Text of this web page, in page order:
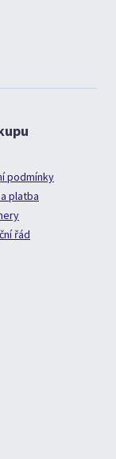
podmínky
platba
řád